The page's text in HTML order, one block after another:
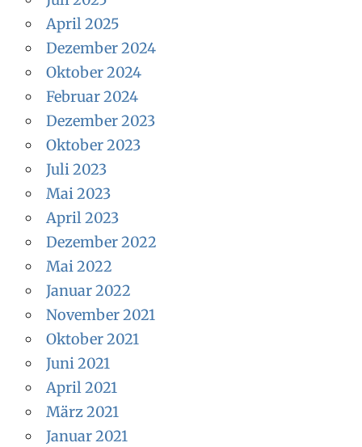
April 2025
Dezember 2024
Oktober 2024
Februar 2024
Dezember 2023
Oktober 2023
Juli 2023
Mai 2023
April 2023
Dezember 2022
Mai 2022
Januar 2022
November 2021
Oktober 2021
Juni 2021
April 2021
März 2021
Januar 2021